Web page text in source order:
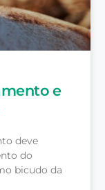
e
deve
do
bicudo da